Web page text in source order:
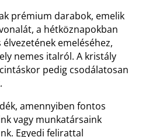
prémium darabok, emelik
a hétköznapokban
emeléséhez,
nemes italról. A kristály
pedig csodálatosan
amennyiben fontos
vagy munkatársaink
Egyedi felirattal